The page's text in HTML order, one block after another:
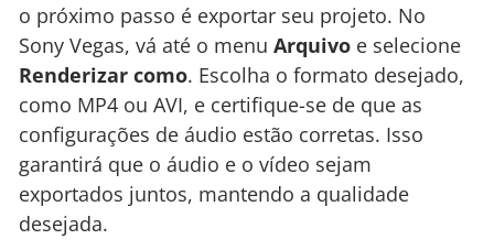
o próximo passo é exportar seu projeto. No
Sony Vegas, vá até o menu Arquivo e selecione
Renderizar como. Escolha o formato desejado,
como MP4 ou AVI, e certifique-se de que as
configurações de áudio estão corretas. Isso
garantirá que o áudio e o vídeo sejam
exportados juntos, mantendo a qualidade
desejada.